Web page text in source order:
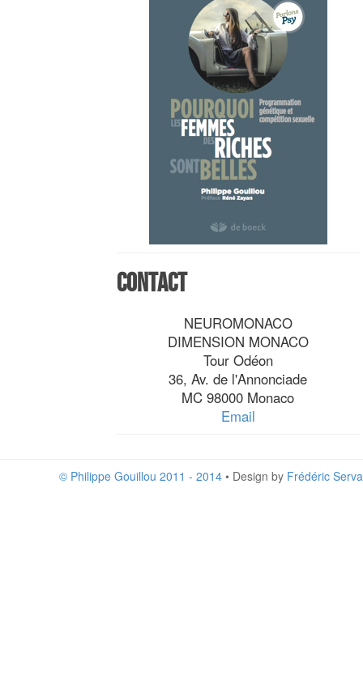
Contact
NEUROMONACO
DIMENSION MONACO
Tour Odéon
36, Av. de l'Annonciade
MC 98000 Monaco
Email
© Philippe Gouillou 2011 - 2014 • Design by Frédéric Serva